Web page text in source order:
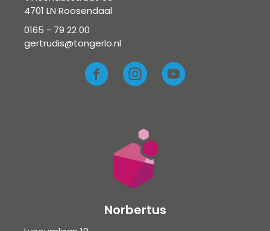
4701 LN Roosendaal
0165 - 79 22 00
gertrudis@tongerlo.nl
Norbertus